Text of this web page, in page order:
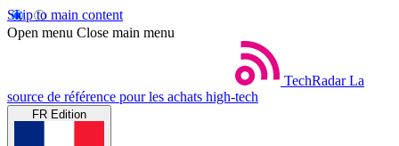
Skip to main content
Open menu Close main menu
TechRadar La
source de référence pour les achats high-tech
FR Edition